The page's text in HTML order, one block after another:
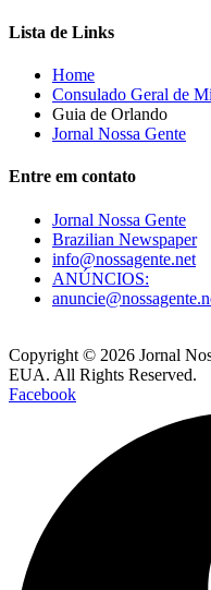
Lista de Links
Home
Consulado Geral de
Guia de Orlando
Jornal Nossa Gente
Entre em contato
Jornal Nossa Gente
Brazilian Newspaper
info@nossagente.net
ANÚNCIOS:
Copyright © 2026 Jornal
EUA. All Rights Reserved.
Facebook